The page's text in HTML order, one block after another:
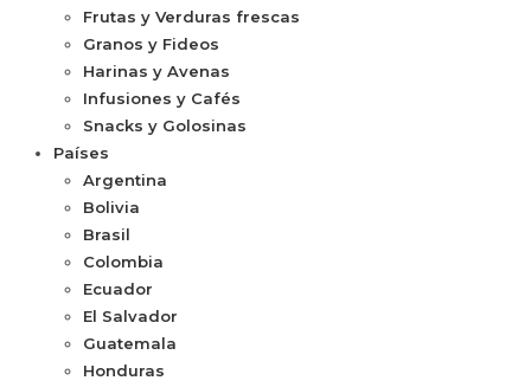
Frutas y Verduras frescas
Granos y Fideos
Harinas y Avenas
Infusiones y Cafés
Snacks y Golosinas
Países
Argentina
Bolivia
Brasil
Colombia
Ecuador
El Salvador
Guatemala
Honduras